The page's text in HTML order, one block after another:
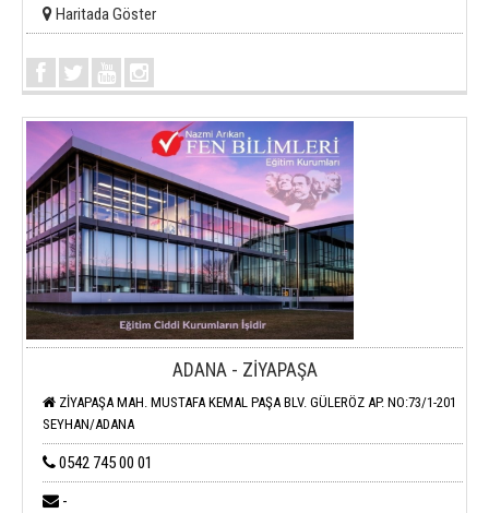
Haritada Göster
ADANA - ZİYAPAŞA
ZİYAPAŞA MAH. MUSTAFA KEMAL PAŞA BLV. GÜLERÖZ AP. NO:73/1-201
SEYHAN/ADANA
0542 745 00 01
-